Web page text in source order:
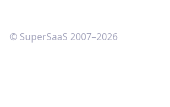
© SuperSaaS 2007–2026